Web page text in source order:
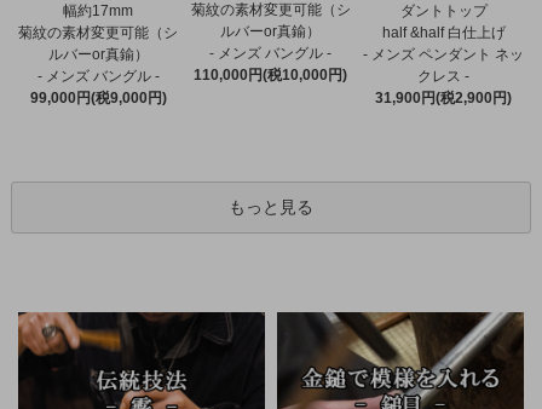
幅約17mm
菊紋の素材変更可能（シ
ルバーor真鍮）
- メンズ バングル -
99,000円(税9,000円)
菊紋の素材変更可能（シ
ルバーor真鍮）
- メンズ バングル -
110,000円(税10,000円)
ダントトップ
half &half 白仕上げ
- メンズ ペンダント ネッ
クレス -
31,900円(税2,900円)
もっと見る